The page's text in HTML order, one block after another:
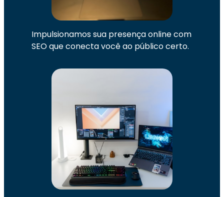
Impulsionamos sua presença online com
SEO que conecta você ao público certo.